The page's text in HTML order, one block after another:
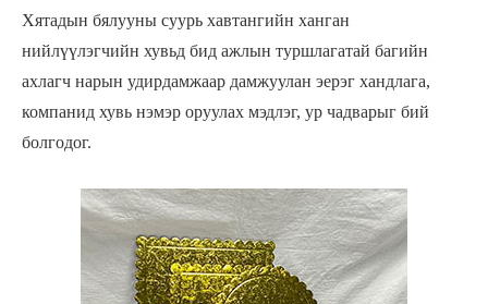
Хятадын бялууны суурь хавтангийн ханган
нийлүүлэгчийн хувьд бид ажлын туршлагатай багийн
ахлагч нарын удирдамжаар дамжуулан эерэг хандлага,
компанид хувь нэмэр оруулах мэдлэг, ур чадварыг бий
болгодог.